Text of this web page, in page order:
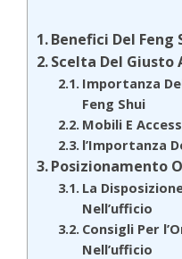
Benefici Del Feng
Scelta Del
Importanza
Feng Shui
Mobili E
l’Importanza
Posizionamento
La
Nell’ufficio
Consigli Per
Nell’ufficio